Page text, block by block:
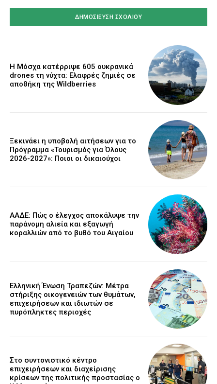
Η Μόσχα κατέρριψε 605 ουκρανικά
drones τη νύχτα: Ελαφρές ζημιές σε
αποθήκη της Wildberries
Ξεκινάει η υποβολή αιτήσεων για το
Πρόγραμμα «Τουρισμός για Όλους
2026-2027»: Ποιοι οι δικαιούχοι
ΑΑΔΕ: Πώς ο έλεγχος αποκάλυψε την
παράνομη αλιεία και εξαγωγή
κοραλλιών από το βυθό του Αιγαίου
Ελληνική Ένωση Τραπεζών: Μέτρα
στήριξης οικογενειών των θυμάτων,
επιχειρήσεων και ιδιωτών σε
πυρόπληκτες περιοχές
Στο συντονιστικό κέντρο
επιχειρήσεων και διαχείρισης
κρίσεων της πολιτικής προστασίας ο